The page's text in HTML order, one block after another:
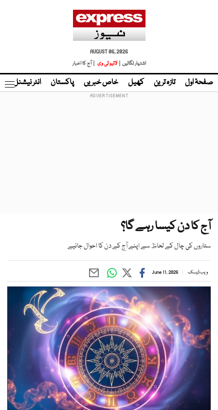
AUGUST 06, 2026
اشتہار لگائیں |
لائیو ٹی وی | آج کا اخبار
صفحۂ اول تازہ ترین کھیل خاص خبریں پاکستان انٹر نیشنل
آج کا دن کیسا رہے گا؟
ستاروں کی چال کے لحاظ سے اپنے آج کے دن کا احوال جانیے
ویب ڈیسک June 11, 2026